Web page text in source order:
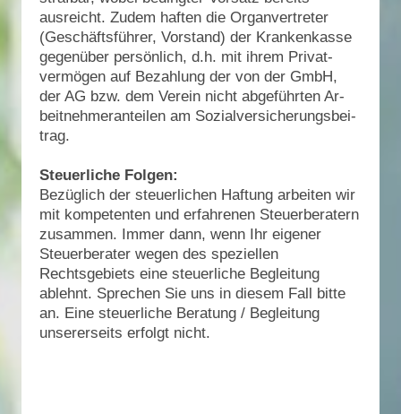
ausreicht. Zudem haften die Organvertreter
(Geschäftsführer, Vorstand) der Kran­ken­kas­se
ge­genüber persönlich, d.h. mit ih­rem Pri­vat­
vermögen auf Be­zah­lung der von der GmbH,
der AG bzw. dem Ver­ein nicht ab­geführ­ten Ar­
beit­neh­mer­an­tei­len am So­zi­al­ver­si­che­rungs­bei­
trag.
Steuerliche Folgen:
Bezüglich der steuerlichen Haftung arbeiten wir
mit kompetenten und erfahrenen Steuerberatern
zusammen. Immer dann, wenn Ihr eigener
Steuerberater wegen des speziellen
Rechtsgebiets eine steuerliche Begleitung
ablehnt. Sprechen Sie uns in diesem Fall bitte
an. Eine steuerliche Beratung / Begleitung
unsererseits erfolgt nicht.